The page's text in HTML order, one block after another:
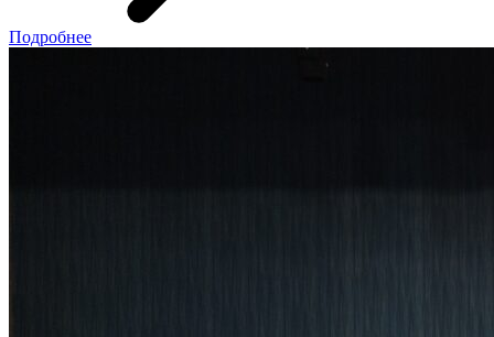
Подробнее